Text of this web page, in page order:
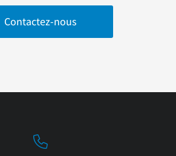
Contactez-nous